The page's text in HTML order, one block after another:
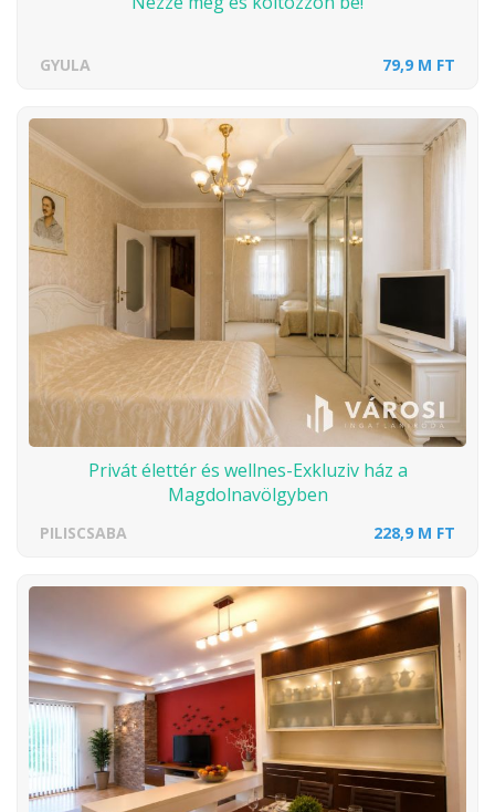
GYULA 79,9 M FT
Privát élettér és wellnes-Exkluziv ház a
Magdolnavölgyben
PILISCSABA 228,9 M FT